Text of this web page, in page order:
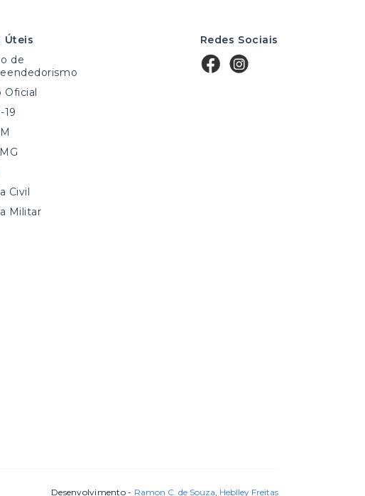
Úteis
de
Oficial
19
Civil
Militar
Redes Sociais
Desenvolvimento - Ramon C. de Souza Heblley Freitas